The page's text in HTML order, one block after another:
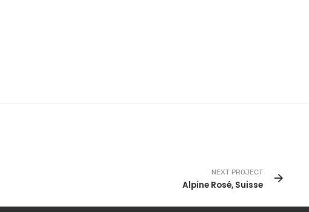
NEXT PROJECT
Alpine Rosé, Suisse